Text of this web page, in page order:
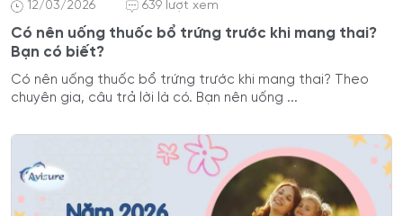
12/03/2026 639 lượt xem
Có nên uống thuốc bổ trứng trước khi mang thai?
Bạn có biết?
Có nên uống thuốc bổ trứng trước khi mang thai? Theo
chuyên gia, câu trả lời là có. Bạn nên uống ...